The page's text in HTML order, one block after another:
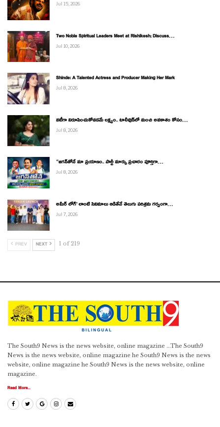
Jul 15, 2026
Two Noble Spiritual Leaders Meet at Rishikesh; Discuss…
Jul 10, 2026
Shinde: A Talented Actress and Producer Making Her Mark
Jul 8, 2026
నటీగా నిరూపించుకోవడమే లక్ష్యం.. టాలీవుడ్‌లో మంచి అవకాశం కోసం…
Jul 8, 2026
“జగన్‌తోనే మా ప్రయాణం.. పార్టీ మార్పు ప్రచారం పూర్తిగా…
Jul 8, 2026
అమీర్ లోగ్’ లాంటి సినిమాలు ఆడితేనే తెలుగు పరిశ్రమ గర్వంగా…
Jul 7, 2026
PREV NEXT 1 of 219
The South9 News is the news website, online magazine ...The South9
News is the news website, online magazine he South9 News is the news
website, online magazine he South9 News is the news website, online
magazine.
Read More...